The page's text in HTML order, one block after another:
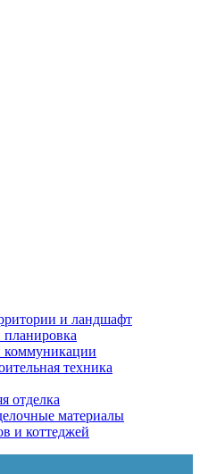
и ландшафт
планировка
техника
отделка
материалы
и коттеджей